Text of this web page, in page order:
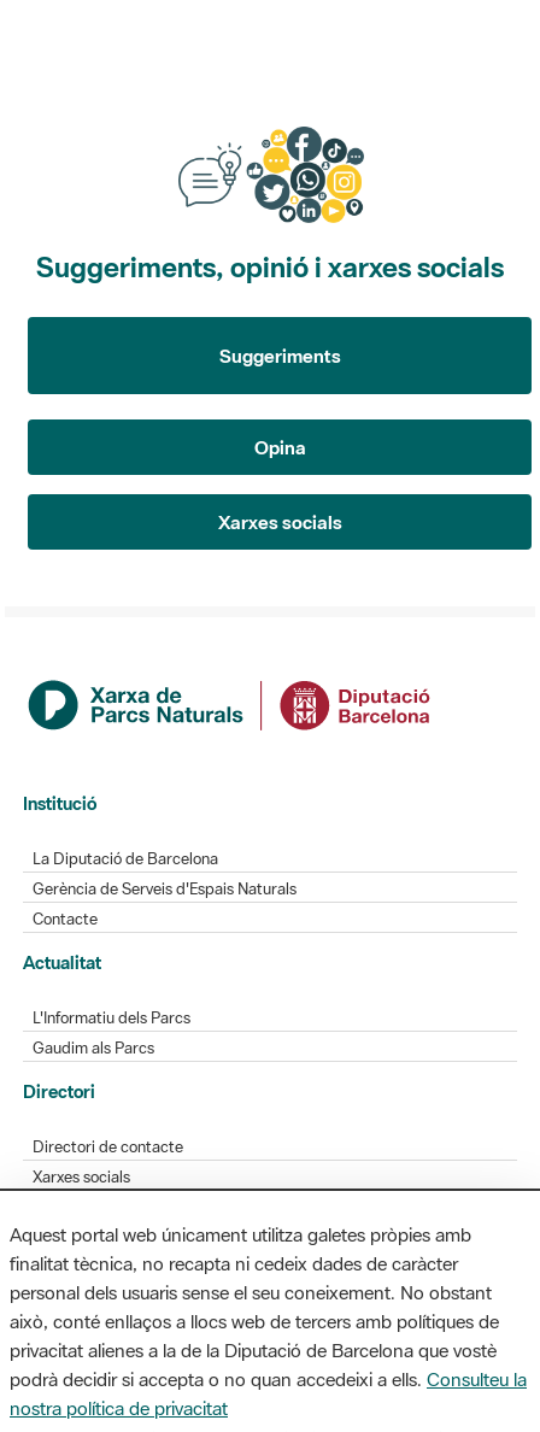
Suggeriments, opinió i xarxes socials
Suggeriments
Opina
Xarxes socials
Institució
La Diputació de Barcelona
Gerència de Serveis d'Espais Naturals
Contacte
Actualitat
L'Informatiu dels Parcs
Gaudim als Parcs
Directori
Directori de contacte
Xarxes socials
Bústia de suggeriments
Opineu sobre els parcs
MAPA WEB AVÍS LEGAL ACCESSIBILITAT
Aquest portal web únicament utilitza galetes pròpies amb
finalitat tècnica, no recapta ni cedeix dades de caràcter
personal dels usuaris sense el seu coneixement. No obstant
això, conté enllaços a llocs web de tercers amb polítiques de
privacitat alienes a la de la Diputació de Barcelona que vostè
podrà decidir si accepta o no quan accedeixi a ells. Consulteu la
nostra política de privacitat